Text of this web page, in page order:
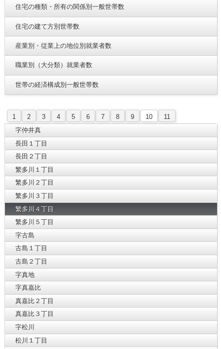
住宅の種類・所有の関係別一般世帯数
住宅の建て方別世帯数
産業別・従業上の地位別就業者数
職業別（大分類）就業者数
世帯の経済構成別一般世帯数
1 2 3 4 5 6 7 8 9 10
11
字仲井真
長田１丁目
長田２丁目
繁多川１丁目
繁多川２丁目
繁多川３丁目
繁多川４丁目
繁多川５丁目
字古島
古島１丁目
古島２丁目
字真地
字真嘉比
真嘉比２丁目
真嘉比３丁目
字松川
松川１丁目